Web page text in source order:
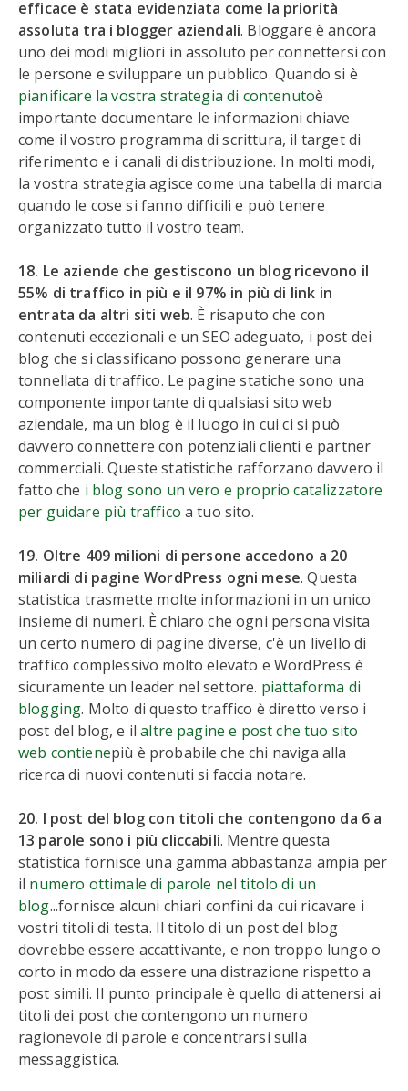
efficace è stata evidenziata come la priorità
assoluta tra i blogger aziendali. Bloggare è ancora
uno dei modi migliori in assoluto per connettersi con
le persone e sviluppare un pubblico. Quando si è
pianificare la vostra strategia di contenutoè
importante documentare le informazioni chiave
come il vostro programma di scrittura, il target di
riferimento e i canali di distribuzione. In molti modi,
la vostra strategia agisce come una tabella di marcia
quando le cose si fanno difficili e può tenere
organizzato tutto il vostro team.
18. Le aziende che gestiscono un blog ricevono il
55% di traffico in più e il 97% in più di link in
entrata da altri siti web. È risaputo che con
contenuti eccezionali e un SEO adeguato, i post dei
blog che si classificano possono generare una
tonnellata di traffico. Le pagine statiche sono una
componente importante di qualsiasi sito web
aziendale, ma un blog è il luogo in cui ci si può
davvero connettere con potenziali clienti e partner
commerciali. Queste statistiche rafforzano davvero il
fatto che i blog sono un vero e proprio catalizzatore
per guidare più traffico a tuo sito.
19. Oltre 409 milioni di persone accedono a 20
miliardi di pagine WordPress ogni mese. Questa
statistica trasmette molte informazioni in un unico
insieme di numeri. È chiaro che ogni persona visita
un certo numero di pagine diverse, c'è un livello di
traffico complessivo molto elevato e WordPress è
sicuramente un leader nel settore. piattaforma di
blogging. Molto di questo traffico è diretto verso i
post del blog, e ilaltre pagine e post che tuo sito
web contienepiù è probabile che chi naviga alla
ricerca di nuovi contenuti si faccia notare.
20. I post del blog con titoli che contengono da 6 a
13 parole sono i più cliccabili. Mentre questa
statistica fornisce una gamma abbastanza ampia per
il numero ottimale di parole nel titolo di un
blog...fornisce alcuni chiari confini da cui ricavare i
vostri titoli di testa. Il titolo di un post del blog
dovrebbe essere accattivante, e non troppo lungo o
corto in modo da essere una distrazione rispetto a
post simili. Il punto principale è quello di attenersi ai
titoli dei post che contengono un numero
ragionevole di parole e concentrarsi sulla
messaggistica.